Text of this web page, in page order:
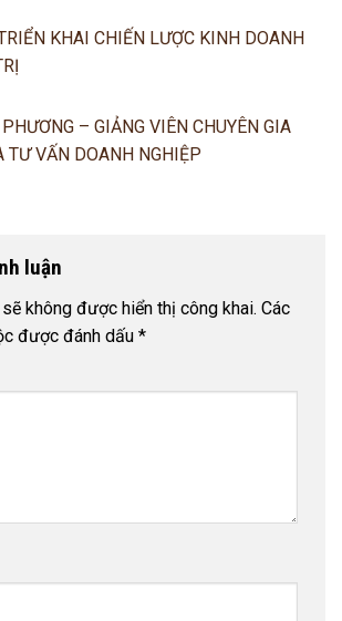
KHAI CHIẾN LƯỢC KINH DOANH
– GIẢNG VIÊN CHUYÊN GIA
TƯ VẤN DOANH NGHIỆP
luận
không được hiển thị công khai. Các
được đánh dấu *